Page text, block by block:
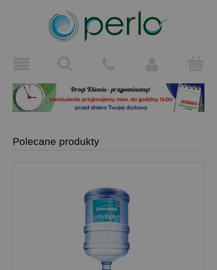
Polecane produkty